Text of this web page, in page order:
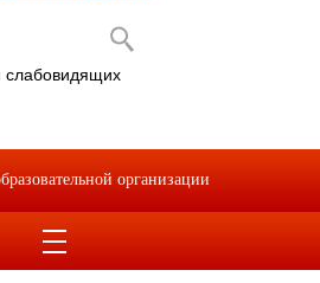
наставничество.pdf
слабовидящих
организации